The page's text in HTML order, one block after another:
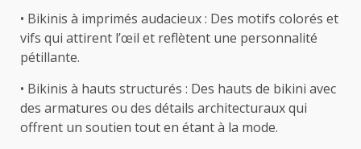
• Bikinis à imprimés audacieux : Des motifs colorés et
vifs qui attirent l’œil et reflètent une personnalité
pétillante.
• Bikinis à hauts structurés : Des hauts de bikini avec
des armatures ou des détails architecturaux qui
offrent un soutien tout en étant à la mode.